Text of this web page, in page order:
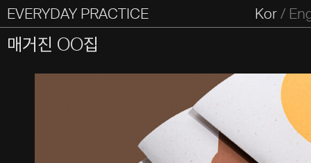
EVERYDAY PRACTICE
일상의실천 Kor/
All Types Graphic
매거진 OO집